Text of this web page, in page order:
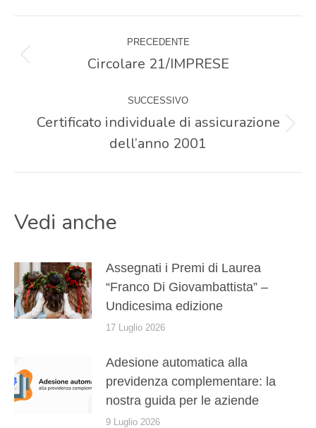
PRECEDENTE
Post
Circolare 21/IMPRESE
SUCCESSIVO
post:
Certificato individuale di assicurazione
dell’anno 2001
Vedi anche
Assegnati i Premi di Laurea
“Franco Di Giovambattista” –
Undicesima edizione
17 Luglio 2026
Adesione automatica alla
previdenza complementare: la
nostra guida per le aziende
9 Luglio 2026